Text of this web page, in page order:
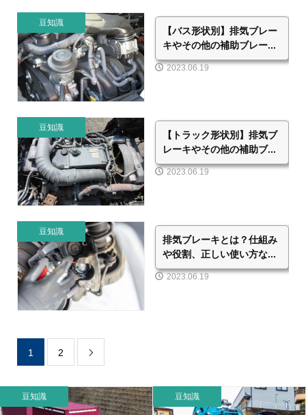
豆知識
【バス形状別】排気ブレー
キやその他の補助ブレー...
2023.06.19
豆知識
【トラック形状別】排気ブ
レーキやその他の補助ブ...
2023.06.19
豆知識
排気ブレーキとは？仕組み
や役割、正しい使い方な...
2023.06.19
1 2 
豆知識 豆知識